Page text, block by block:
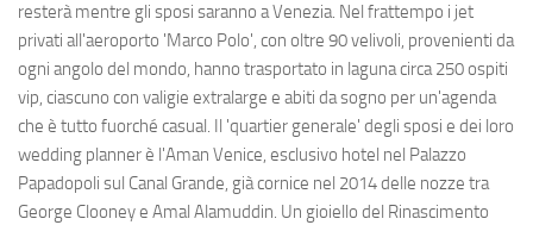
resterà mentre gli sposi saranno a Venezia. Nel frattempo i jet
privati all'aeroporto 'Marco Polo', con oltre 90 velivoli, provenienti da
ogni angolo del mondo, hanno trasportato in laguna circa 250 ospiti
vip, ciascuno con valigie extralarge e abiti da sogno per un'agenda
che è tutto fuorché casual. Il 'quartier generale' degli sposi e dei loro
wedding planner è l'Aman Venice, esclusivo hotel nel Palazzo
Papadopoli sul Canal Grande, già cornice nel 2014 delle nozze tra
George Clooney e Amal Alamuddin. Un gioiello del Rinascimento